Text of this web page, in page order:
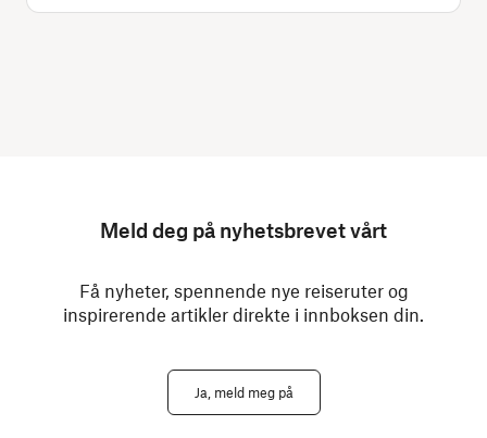
Meld deg på nyhetsbrevet vårt
Få nyheter, spennende nye reiseruter og
inspirerende artikler direkte i innboksen din.
Ja, meld meg på